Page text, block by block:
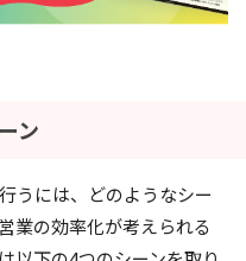
ン
うには、どのようなシー
業の効率化が考えられる